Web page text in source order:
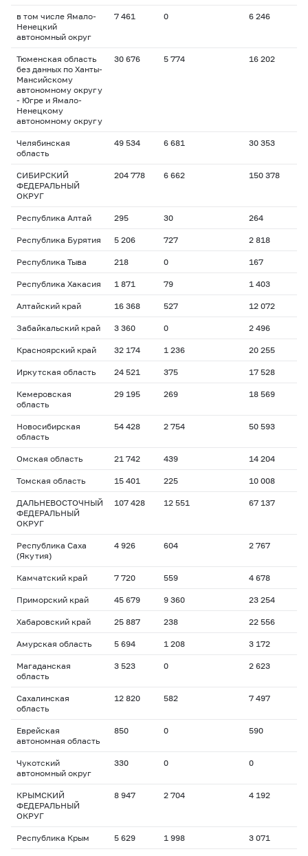
в том числе Ямало-
Ненецкий
автономный округ
7 461 0 6 246
Тюменская область
без данных по Ханты-
Мансийскому
автономному округу
- Югре и Ямало-
Ненецкому
автономному округу
30 676 5 774 16 202
Челябинская
область
49 534 6 681 30 353
СИБИРСКИЙ
ФЕДЕРАЛЬНЫЙ
ОКРУГ
204 778 6 662 150 378
Республика Алтай 295 30 264
Республика Бурятия 5 206 727 2 818
Республика Тыва 218 0 167
Республика Хакасия 1 871 79 1 403
Алтайский край 16 368 527 12 072
Забайкальский край 3 360 0 2 496
Красноярский край 32 174 1 236 20 255
Иркутская область 24 521 375 17 528
Кемеровская
область
29 195 269 18 569
Новосибирская
область
54 428 2 754 50 593
Омская область 21 742 439 14 204
Томская область 15 401 225 10 008
ДАЛЬНЕВОСТОЧНЫЙ
ФЕДЕРАЛЬНЫЙ
ОКРУГ
107 428 12 551 67 137
Республика Саха
(Якутия)
4 926 604 2 767
Камчатский край 7 720 559 4 678
Приморский край 45 679 9 360 23 254
Хабаровский край 25 887 238 22 556
Амурская область 5 694 1 208 3 172
Магаданская
область
3 523 0 2 623
Сахалинская
область
12 820 582 7 497
Еврейская
автономная область
850 0 590
Чукотский
автономный округ
330 0 0
КРЫМСКИЙ
ФЕДЕРАЛЬНЫЙ
ОКРУГ
8 947 2 704 4 192
Республика Крым 5 629 1 998 3 071